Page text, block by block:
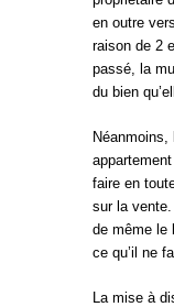
en outre
raison de 2
passé, la
du bien
faire en
sur la
de même le
ce qu’il ne
La mise à